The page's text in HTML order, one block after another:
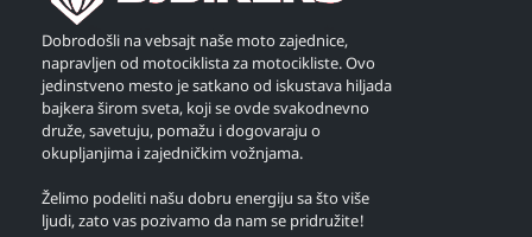
Dobrodošli na vebsajt naše moto zajednice,
napravljen od motociklista za motocikliste. Ovo
jedinstveno mesto je satkano od iskustava hiljada
bajkera širom sveta, koji se ovde svakodnevno
druže, savetuju, pomažu i dogovaraju o
okupljanjima i zajedničkim vožnjama.
Želimo podeliti našu dobru energiju sa što više
ljudi, zato vas pozivamo da nam se pridružite!